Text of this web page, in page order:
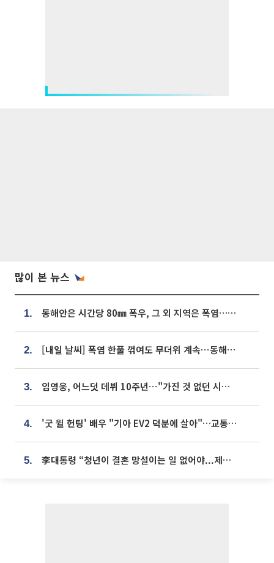
많이 본 뉴스
1. 동해안은 시간당 80㎜ 폭우, 그 외 지역은 폭염…‘극과 극 날씨’
2. [내일 날씨] 폭염 한풀 꺾여도 무더위 계속⋯동해안 이틀 연속 비
3. 임영웅, 어느덧 데뷔 10주년⋯"가진 것 없던 시절, 내 앞엔 20명의 팬뿐"
4. '굿 윌 헌팅' 배우 "기아 EV2 덕분에 살아"…교통사고 후 안전성 극찬
5. 李대통령 “청년이 결혼 망설이는 일 없어야...제도상 불이익 조사”